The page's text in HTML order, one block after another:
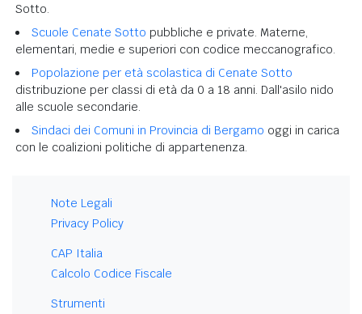
Sotto.
Scuole Cenate Sotto pubbliche e private. Materne,
elementari, medie e superiori con codice meccanografico.
Popolazione per età scolastica di Cenate Sotto
distribuzione per classi di età da 0 a 18 anni. Dall'asilo nido
alle scuole secondarie.
Sindaci dei Comuni in Provincia di Bergamo oggi in carica
con le coalizioni politiche di appartenenza.
Note Legali
Privacy Policy
CAP Italia
Calcolo Codice Fiscale
Strumenti